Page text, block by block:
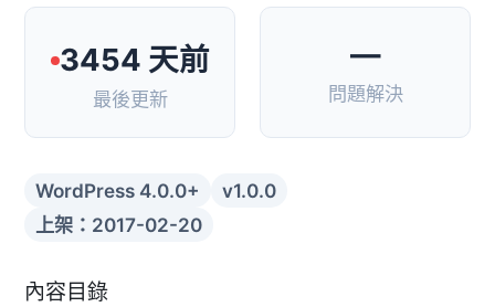
3454 天前
最後更新
—
問題解決
WordPress 4.0.0+
v1.0.0
上架：2017-02-20
內容目錄